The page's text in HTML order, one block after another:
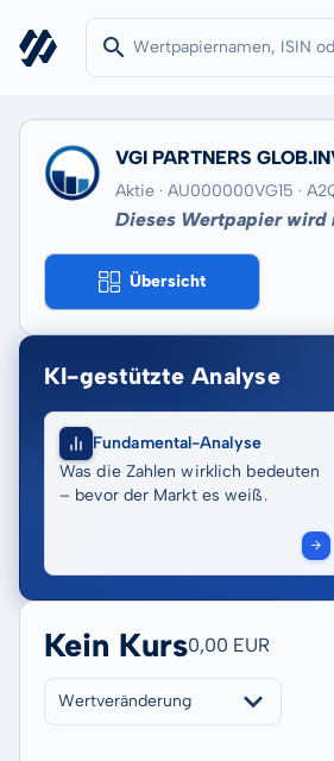
VGI PARTNERS
Aktie · AU000000VG15 ·
Dieses Wertpapier wird
Übersicht
KI-gestützte Analyse
Fundamental-Analyse
Was die Zahlen wirklich bedeuten
– bevor der Markt es weiß.
Kein Kurs0,00 EUR
Wertveränderung